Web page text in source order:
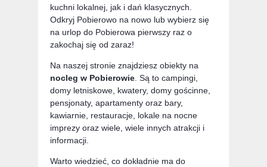
kuchni lokalnej, jak i dań klasycznych.
Odkryj Pobierowo na nowo lub wybierz się
na urlop do Pobierowa pierwszy raz o
zakochaj się od zaraz!
Na naszej stronie znajdziesz obiekty na
nocleg w Pobierowie . Są to campingi,
domy letniskowe, kwatery, domy gościnne,
pensjonaty, apartamenty oraz bary,
kawiarnie, restauracje, lokale na nocne
imprezy oraz wiele, wiele innych atrakcji i
informacji.
Warto wiedzieć, co dokładnie ma do